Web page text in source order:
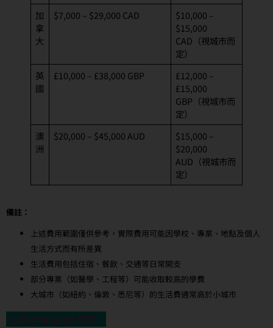
加
拿
大
$7,000 – $29,000 CAD
$10,000 –
$15,000
CAD（視城市而
定）
英
國
£10,000 – £38,000 GBP
£12,000 –
£15,000
GBP（視城市而
定）
澳
洲
$20,000 – $45,000 AUD
$15,000 –
$20,000
AUD（視城市而
定）
備註：
上述費用範圍僅供參考，實際費用可能因學校、專業、地點及個人
生活方式而有所差異
生活費用包括住宿、餐飲、交通等日常開支
部分專業（如醫學、工程等）可能收取較高的學費
大城市（如紐約、倫敦、悉尼等）的生活費通常高於小城市
立即 WhatsApp 查詢！